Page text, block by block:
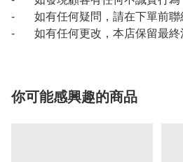
- 如有任何疑問，請在下單前聯
- 如有任何更改，本店保留最終
你可能感興趣的商品